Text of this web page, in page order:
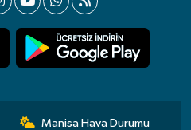
Manisa Hava Durumu